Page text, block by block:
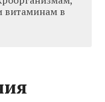
витаминам в